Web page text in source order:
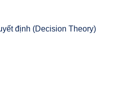
định (Decision Theory)